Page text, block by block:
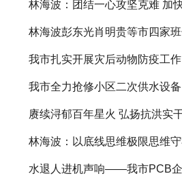
我市扎实开展灾后动物防疫工作